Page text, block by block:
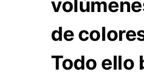
de
Todo ello